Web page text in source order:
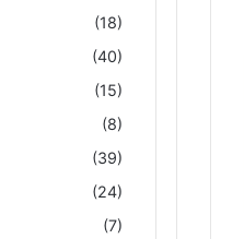
(18)
(40)
(15)
(8)
(39)
(24)
(7)